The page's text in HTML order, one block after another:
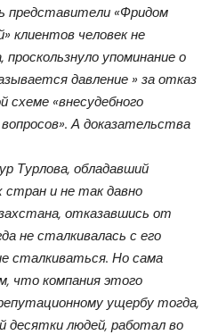
представители «Фридом
клиентов человек не
упоминание о
давление » за отказ
схеме «внесудебного
А доказательства
Турлова, обладавший
стран и не так давно
отказавшись от
не сталкивалась с его
сталкиваться. Но сама
что компания этого
ущербу тогда,
десятки людей, работал во